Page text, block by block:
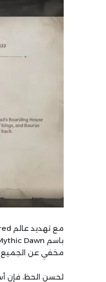
مخفي عن الجميع
لحسن الحظ، فإن